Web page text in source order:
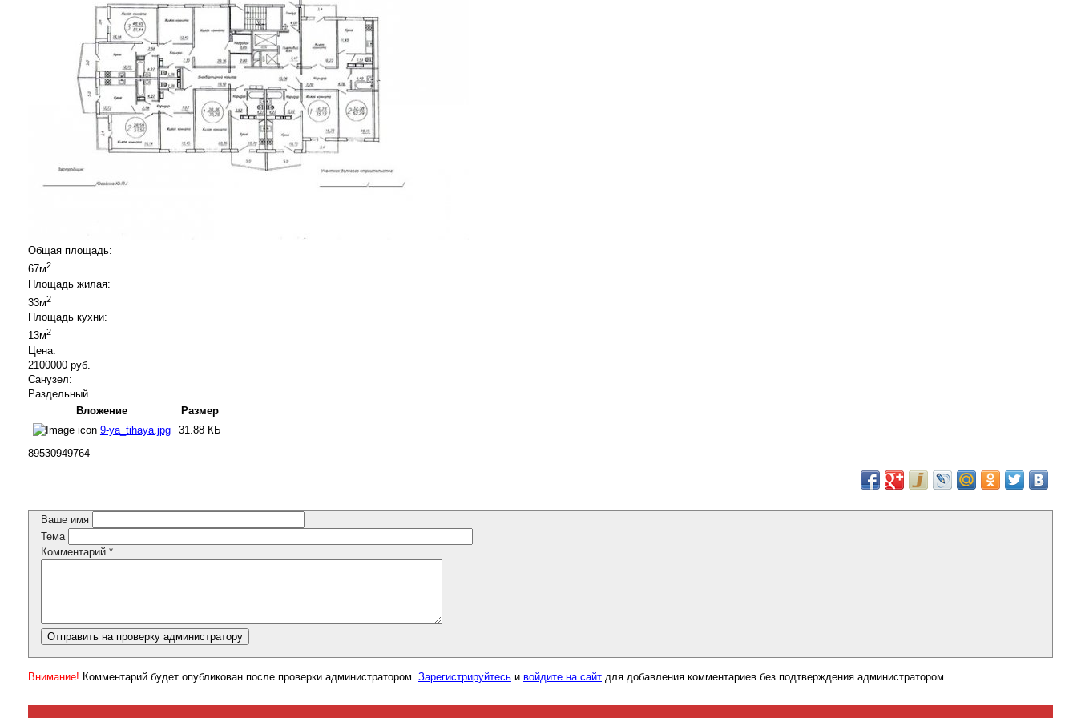
Общая площадь:
67м2
Площадь жилая:
33м2
Площадь кухни:
13м2
Цена:
2100000 руб.
Санузел:
Раздельный
Вложение
Размер
9-ya_tihaya.jpg
31.88 КБ
89530949764
Ваше имя
Тема
Комментарий *
Внимание! Комментарий будет опубликован после проверки администратором. Зарегистрируйтесь и войдите на сайт для добавления комментариев без подтверждения администратором.